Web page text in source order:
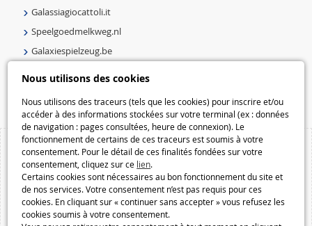
Nous utilisons des cookies
Nous utilisons des traceurs (tels que les cookies) pour inscrire et/ou
accéder à des informations stockées sur votre terminal (ex : données
de navigation : pages consultées, heure de connexion). Le
fonctionnement de certains de ces traceurs est soumis à votre
consentement. Pour le détail de ces finalités fondées sur votre
consentement, cliquez sur ce lien.
Certains cookies sont nécessaires au bon fonctionnement du site et
de nos services. Votre consentement n’est pas requis pour ces
cookies. En cliquant sur « continuer sans accepter » vous refusez les
cookies soumis à votre consentement.
Galassiagiocattoli.it
Speelgoedmelkweg.nl
Galaxiespielzeug.be